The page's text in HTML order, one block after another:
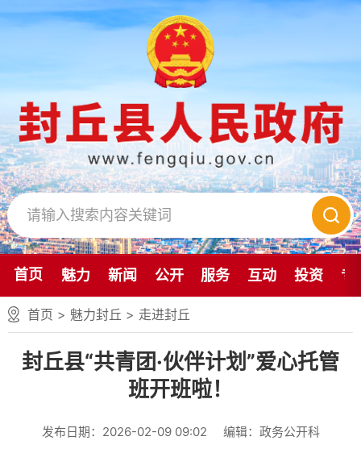
首页 魅力 新闻 公开 服务 互动 投资 专
首页 > 魅力封丘 > 走进封丘
封丘县“共青团·伙伴计划”爱心托管
班开班啦！
发布日期：2026-02-09 09:02
编辑：政务公开科